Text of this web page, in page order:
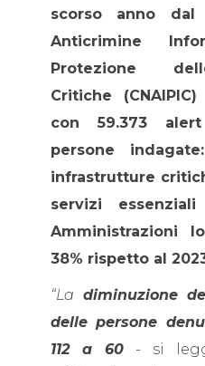
scorso anno dal
Anticrimine
Protezione
Critiche
con 59.373
persone
infrastrutture
servizi essenziali
Amministrazioni
38% rispetto al
“La diminuzione
delle persone
112 a 60 - si